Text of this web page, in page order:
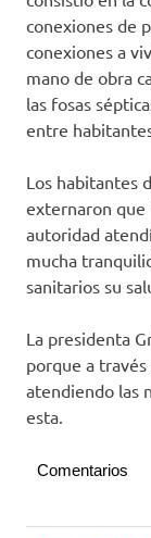
conexiones de
conexiones a
mano de obra
las fosas
entre
Los habitantes
externaron que
autoridad
mucha
sanitarios su
La presidenta
porque a
atendiendo las
esta.
Comentarios